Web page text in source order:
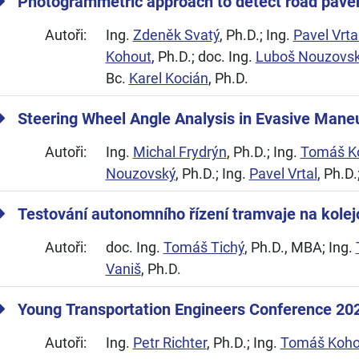
Autoři: Ing. Zdeněk Svatý, Ph.D.; Ing. Pavel
Kohout, Ph.D.; doc. Ing. Luboš
Bc. Karel Kocián, Ph.D.
Steering Wheel Angle Analysis in Evasive
Autoři: Ing. Michal Frydrýn, Ph.D.; Ing. Tomáš
Nouzovský, Ph.D.; Ing. Pavel Vrtal ,
Testování autonomního řízení tramvaje na
Autoři: doc. Ing. Tomáš Tichý, Ph.D., MBA; Ing.
Vaniš, Ph.D.
Young Transportation Engineers Conference
Autoři: Ing. Petr Richter, Ph.D.; Ing. Tomáš